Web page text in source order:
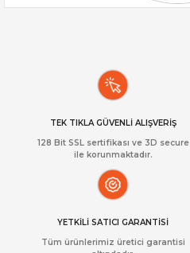
TEK TIKLA GÜVENLİ ALIŞVERİŞ
128 Bit SSL sertifikası ve 3D secure
ile korunmaktadır.
YETKİLİ SATICI GARANTİSİ
Tüm ürünlerimiz üretici garantisi